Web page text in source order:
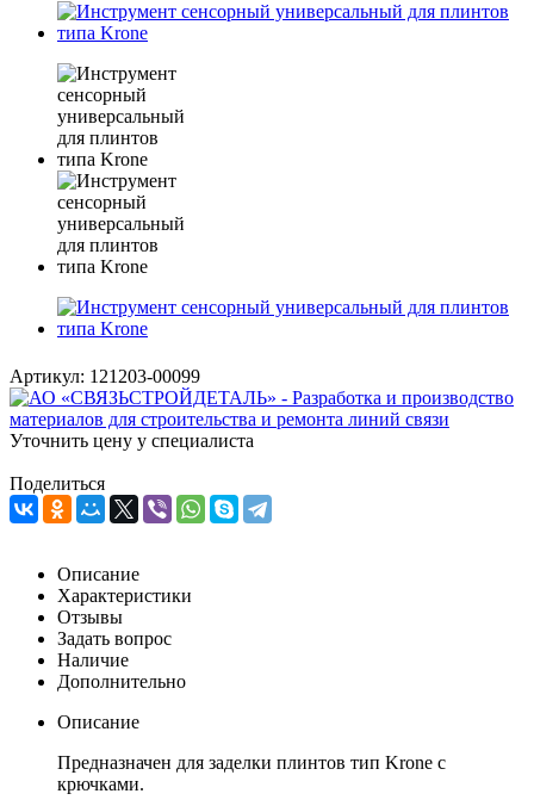
Артикул: 121203-00099
Уточнить цену у специалиста
Поделиться
Описание
Характеристики
Отзывы
Задать вопрос
Наличие
Дополнительно
Описание
Предназначен для заделки плинтов тип Krone с
крючками.